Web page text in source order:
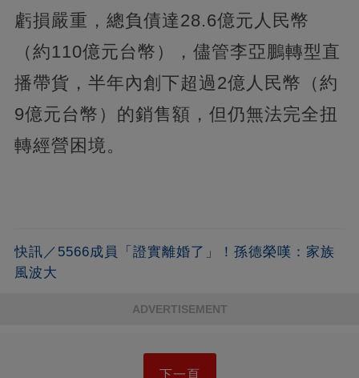
虧損嚴重，總負債達28.6億元人民幣
（約110億元台幣），儘管李亞鵬轉型直
播帶貨，半年內創下超過2億人民幣（約
9億元台幣）的銷售額，但仍無法完全扭
轉經營困境。
快訊／5566成員「證實離婚了」！孫德榮嘆：家族
風波大
ADVERTISEMENT
下一頁